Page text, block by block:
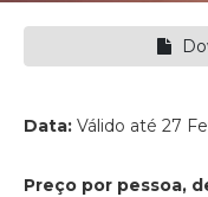
Data: Válido até 27
Preço por pessoa,